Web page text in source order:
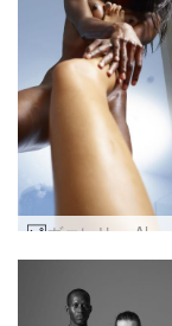
ヴァレリー Alya 撮影 #37